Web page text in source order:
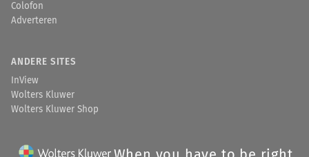
Colofon
Adverteren
ANDERE SITES
InView
Wolters Kluwer
Wolters Kluwer Shop